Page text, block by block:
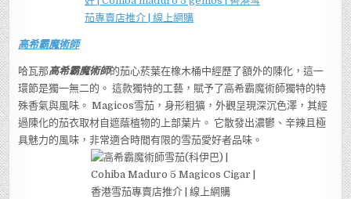
高希霸魔術師
哈瓦那高希霸魔術師的茄心菸葉在橡木桶中經歷了額外的陳化，這一
環節是獨一無二的。 這款獨特的工藝，賦予了高希霸魔術師獨特的特
殊香氣與風味。 Magicos雪茄，身形粗獷，外觀呈現深沉色澤，其經
過陳化的茄衣取材自遮蔭植物的上部葉片。 它散發出濃鬱、辛辣且極
具魅力的風味，非常適合時間有限的雪茄愛好者品味。